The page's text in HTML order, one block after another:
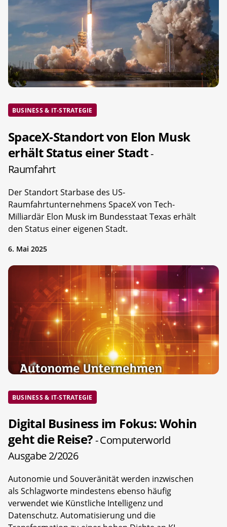
BUSINESS & IT-STRATEGIE
SpaceX-Standort von Elon Musk
erhält Status einer Stadt-
Raumfahrt
Der Standort Starbase des US-
Raumfahrtunternehmens SpaceX von Tech-
Milliardär Elon Musk im Bundesstaat Texas erhält
den Status einer eigenen Stadt.
6. Mai 2025
BUSINESS & IT-STRATEGIE
Digital Business im Fokus: Wohin
geht die Reise?- Computerworld
Ausgabe 2/2026
Autonomie und Souveränität werden inzwischen
als Schlagworte mindestens ebenso häufig
verwendet wie Künstliche Intelligenz und
Datenschutz. Automatisierung und die